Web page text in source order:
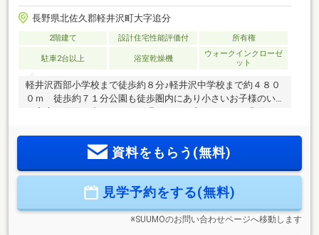
長野県北佐久郡軽井沢町大字追分
2階建て 設計住宅性能評価付 所有権
駐車2台以上 浴室乾燥機
ウォークインクローゼ
ット
軽井沢西部小学校まで徒歩約８分♪軽井沢中学校まで約４８０
０ｍ 徒歩約７１分公園も徒歩圏内にあり小さいお子様のい
り、荷物が多い方も楽ちん♪■網戸・カーテン・照明・ＴＶア
ンテナ等はオプションとなります。当社は、宅地建物取引士
ーンのご心配ごとは当社へご相談ください！
資料をもらう(無料)
見学予約をする(無料)
※SUUMOのお問い合わせページへ移動します